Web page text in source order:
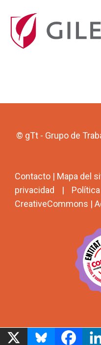
© gTt - Grupo de
Contacto | Mapa del
privacidad |
CreativeCommons |